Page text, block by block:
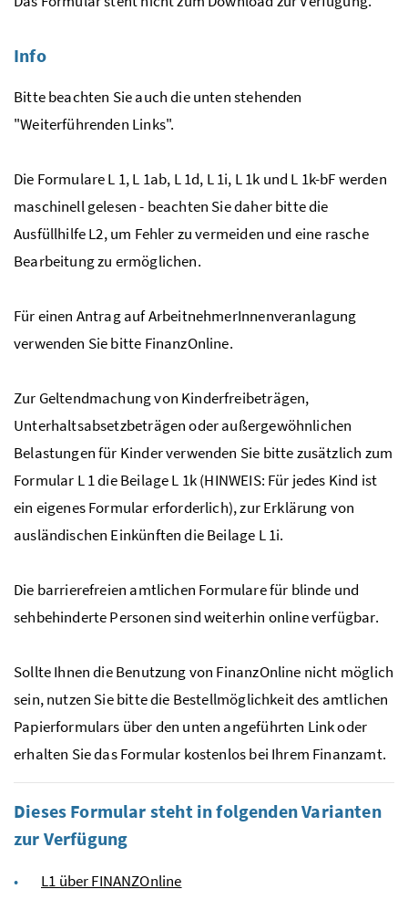
Info
Bitte beachten Sie auch die unten stehenden
"Weiterführenden Links".
Die Formulare L 1, L 1ab, L 1d, L 1i, L 1k und L 1k-bF werden
maschinell gelesen - beachten Sie daher bitte die
Ausfüllhilfe L2, um Fehler zu vermeiden und eine rasche
Bearbeitung zu ermöglichen.
Für einen Antrag auf ArbeitnehmerInnenveranlagung
verwenden Sie bitte FinanzOnline.
Zur Geltendmachung von Kinderfreibeträgen,
Unterhaltsabsetzbeträgen oder außergewöhnlichen
Belastungen für Kinder verwenden Sie bitte zusätzlich zum
Formular L 1 die Beilage L 1k (HINWEIS: Für jedes Kind ist
ein eigenes Formular erforderlich), zur Erklärung von
ausländischen Einkünften die Beilage L 1i.
Die barrierefreien amtlichen Formulare für blinde und
sehbehinderte Personen sind weiterhin online verfügbar.
Sollte Ihnen die Benutzung von FinanzOnline nicht möglich
sein, nutzen Sie bitte die Bestellmöglichkeit des amtlichen
Papierformulars über den unten angeführten Link oder
erhalten Sie das Formular kostenlos bei Ihrem Finanzamt.
Dieses Formular steht in folgenden Varianten
zur Verfügung
L1 über FINANZOnline